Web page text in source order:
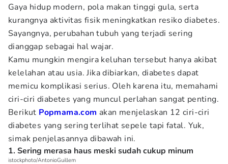
Gaya hidup modern, pola makan tinggi gula, serta
kurangnya aktivitas fisik meningkatkan resiko diabetes.
Sayangnya, perubahan tubuh yang terjadi sering
dianggap sebagai hal wajar.
Kamu mungkin mengira keluhan tersebut hanya akibat
kelelahan atau usia. Jika dibiarkan, diabetes dapat
memicu komplikasi serius. Oleh karena itu, memahami
ciri-ciri diabetes yang muncul perlahan sangat penting.
Berikut Popmama.com akan menjelaskan 12 ciri-ciri
diabetes yang sering terlihat sepele tapi fatal. Yuk,
simak penjelasannya dibawah ini.
1. Sering merasa haus meski sudah cukup minum
istockphoto/AntonioGuillem